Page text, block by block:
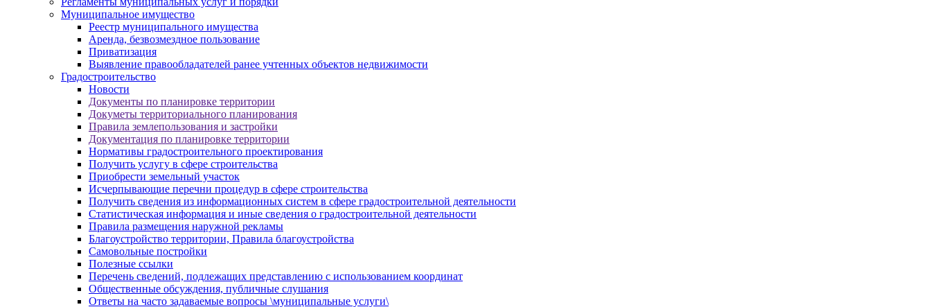
Муниципальное имущество
Реестр муниципального имущества
Аренда, безвозмездное пользование
Приватизация
Выявление правообладателей ранее учтенных объектов недвижимости
Градостроительство
Новости
Документы по планировке территории
Докуметы территориального планирования
Правила землепользования и застройки
Документация по планировке территории
Нормативы градостроительного проектирования
Получить услугу в сфере строительства
Приобрести земельный участок
Исчерпывающие перечни процедур в сфере строительства
Получить сведения из информационных систем в сфере градостроительной деятельности
Статистическая информация и иные сведения о градостроительной деятельности
Правила размещения наружной рекламы
Благоустройство территории, Правила благоустройства
Самовольные постройки
Полезные ссылки
Перечень сведений, подлежащих представлению с использованием координат
Общественные обсуждения, публичные слушания
Ответы на часто задаваемые вопросы \муниципальные услуги\